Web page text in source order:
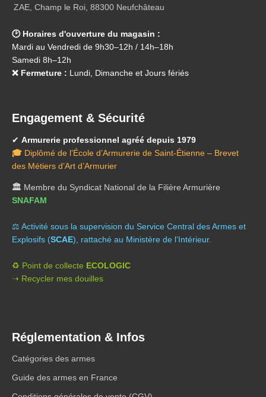
ZAE, Champ le Roi, 88300 Neufchâteau
🕑 Horaires d'ouverture du magasin :
Mardi au Vendredi de 9h30–12h / 14h–18h
Samedi 8h–12h
❌ Fermeture : Lundi, Dimanche et Jours fériés
Engagement & Sécurité
✔ Armurerie professionnel agréé depuis 1979
🎓 Diplômé de l’École d’Armurerie de Saint-Étienne – Brevet
des Métiers d’Art d’Armurier
🏛️ Membre du Syndicat National de la Filière Armurière
SNAFAM
⚖️ Activité sous la supervision du Service Central des Armes et
Explosifs (SCAE), rattaché au Ministère de l’Intérieur.
♻️ Point de collecte ECOLOGIC
➝ Recycler mes douilles
Réglementation & Infos
Catégories des armes
Guide des armes en France